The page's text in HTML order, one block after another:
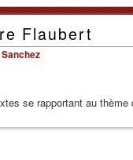
Flaubert
se rapportant au thème